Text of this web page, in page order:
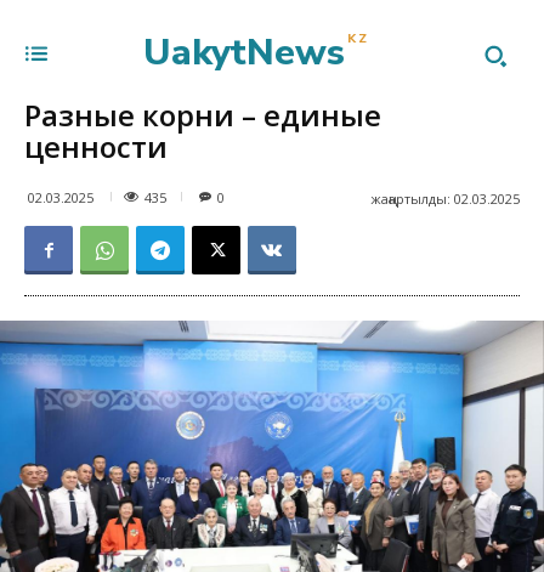
UakytNews KZ
Разные корни – единые
ценности
02.03.2025 435 жаңартылды: 02.03.2025
0